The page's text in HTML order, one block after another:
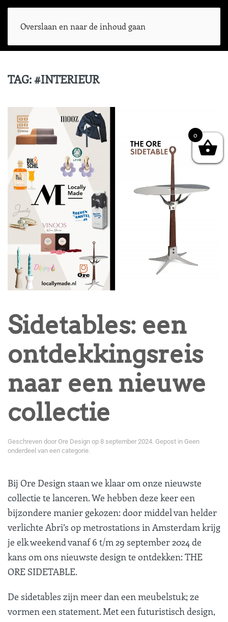
Overslaan en naar de inhoud gaan
TAG:#INTERIEUR
Sidetables: een
ontdekkingsreis
naar een nieuwe
collectie
Geschreven door Ore Design op 8 september 2024. Gepost in Geen
onderdeel van een categorie.
Bij Ore Design staan we klaar om onze nieuwste
collectie te lanceren. We hebben deze keer een
bijzondere manier gekozen: door middel van helder
verlichte Abri’s op metrostations in Amsterdam krijg
je elk weekend vanaf 6 t/m 29 september 2024 de
kans om ons nieuwste design te ontdekken:THE
ORE SIDETABLE.
De sidetables zijn meer dan een meubelstuk; ze
vormen een statement. Met een futuristisch design,
0